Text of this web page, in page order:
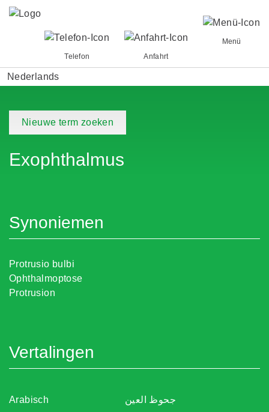
Menü
Telefon
Anfahrt
Nederlands
Nieuwe term zoeken
Exophthalmus
Synoniemen
Protrusio bulbi
Ophthalmoptose
Protrusion
Vertalingen
Arabisch جحوظ العين